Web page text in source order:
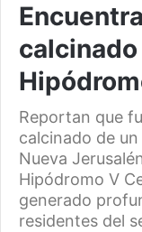
Reportan que
calcinado de
Nueva
Hipódromo V
generado
residentes del